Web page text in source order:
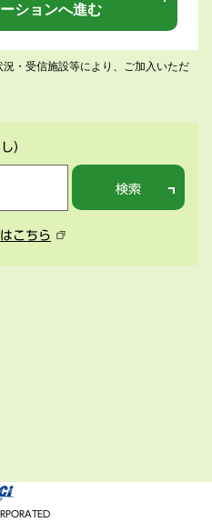
ションへ進む
・受信施設等により、ご加入いただ
）
検索
こちら